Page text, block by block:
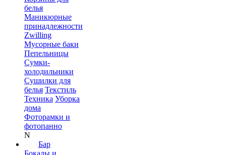
белья
Маникюрные
принадлежности
Zwilling
Мусорные баки
Пепельницы
Сумки-
холодильники
Сушилки для
белья Текстиль
Техника Уборка
дома
Фоторамки и
фотопанно
N
Бар
Бокалы и